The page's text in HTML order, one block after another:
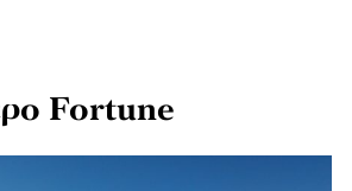
Fortune